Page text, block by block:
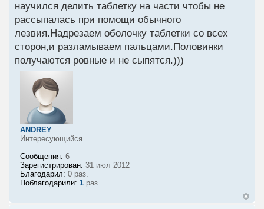
научился делить таблетку на части чтобы не
рассыпалась при помощи обычного
лезвия.Надрезаем оболочку таблетки со всех
сторон,и разламываем пальцами.Половинки
получаются ровные и не сыпятся.)))
ANDREY
Интересующийся
Сообщения: 6
Зарегистрирован: 31 июл 2012
Благодарил: 0 раз.
Поблагодарили: 1 раз.